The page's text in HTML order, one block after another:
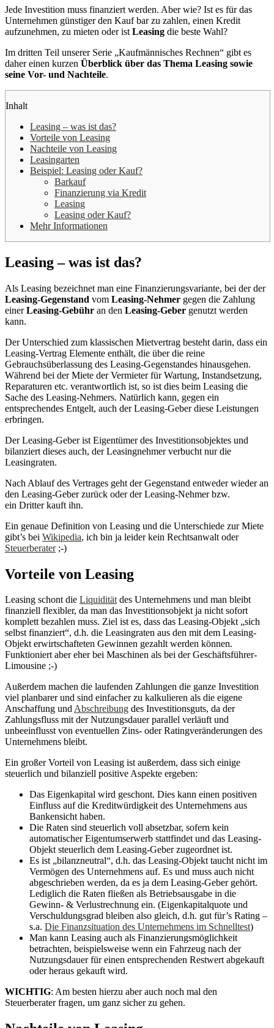
Jede Investition muss finanziert werden. Aber wie? Ist es für das
Unternehmen günstiger den Kauf bar zu zahlen, einen Kredit
aufzunehmen, zu mieten oder ist Leasing die beste Wahl?
Im dritten Teil unserer Serie „Kaufmännisches Rechnen“ gibt es
daher einen kurzen Überblick über das Thema Leasing sowie
seine Vor- und Nachteile.
Inhalt
Leasing – was ist das?
Vorteile von Leasing
Nachteile von Leasing
Leasingarten
Beispiel: Leasing oder Kauf?
Barkauf
Finanzierung via Kredit
Leasing
Leasing oder Kauf?
Mehr Informationen
Leasing – was ist das?
Als Leasing bezeichnet man eine Finanzierungsvariante, bei der der
Leasing-Gegenstand vom Leasing-Nehmer gegen die Zahlung
einerLeasing-Gebühr an den Leasing-Geber genutzt werden
kann.
Der Unterschied zum klassischen Mietvertrag besteht darin, dass ein
Leasing-Vertrag Elemente enthält, die über die reine
Gebrauchsüberlassung des Leasing-Gegenstandes hinausgehen.
Während bei der Miete der Vermieter für Wartung, Instandsetzung,
Reparaturen etc. verantwortlich ist, so ist dies beim Leasing die
Sache des Leasing-Nehmers. Natürlich kann, gegen ein
entsprechendes Entgelt, auch der Leasing-Geber diese Leistungen
erbringen.
Der Leasing-Geber ist Eigentümer des Investitionsobjektes und
bilanziert dieses auch, der Leasingnehmer verbucht nur die
Leasingraten.
Nach Ablauf des Vertrages geht der Gegenstand entweder wieder an
den Leasing-Geber zurück oder der Leasing-Nehmer bzw.
ein Dritter kauft ihn.
Ein genaue Definition von Leasing und die Unterschiede zur Miete
gibt’s bei Wikipedia, ich bin ja leider kein Rechtsanwalt oder
Steuerberater;-)
Vorteile von Leasing
Leasing schont die Liquiditätdes Unternehmens und man bleibt
finanziell flexibler, da man das Investitionsobjekt ja nicht sofort
komplett bezahlen muss. Ziel ist es, dass das Leasing-Objekt „sich
selbst finanziert“, d.h. die Leasingraten aus den mit dem Leasing-
Objekt erwirtschafteten Gewinnen gezahlt werden können.
Funktioniert aber eher bei Maschinen als bei der Geschäftsführer-
Limousine ;-)
Außerdem machen die laufenden Zahlungen die ganze Investition
viel planbarer und sind einfacher zu kalkulieren als die eigene
Anschaffung undAbschreibung des Investitionsguts, da der
Zahlungsfluss mit der Nutzungsdauer parallel verläuft und
unbeeinflusst von eventuellen Zins- oder Ratingveränderungen des
Unternehmens bleibt.
Ein großer Vorteil von Leasing ist außerdem, dass sich einige
steuerlich und bilanziell positive Aspekte ergeben:
Das Eigenkapital wird geschont. Dies kann einen positiven
Einfluss auf die Kreditwürdigkeit des Unternehmens aus
Bankensicht haben.
Die Raten sind steuerlich voll absetzbar, sofern kein
automatischer Eigentumserwerb stattfindet und das Leasing-
Objekt steuerlich dem Leasing-Geber zugeordnet ist.
Es ist „bilanzneutral“, d.h. das Leasing-Objekt taucht nicht im
Vermögen des Unternehmens auf. Es und muss auch nicht
abgeschrieben werden, da es ja dem Leasing-Geber gehört.
Lediglich die Raten fließen als Betriebsausgabe in die
Gewinn- & Verlustrechnung ein. (Eigenkapitalquote und
Verschuldungsgrad bleiben also gleich, d.h. gut für’s Rating –
s.a. Die Finanzsituation des Unternehmens im Schnelltest)
Man kann Leasing auch als Finanzierungsmöglichkeit
betrachten, beispielsweise wenn ein Fahrzeug nach der
Nutzungsdauer für einen entsprechenden Restwert abgekauft
oder heraus gekauft wird.
WICHTIG: Am besten hierzu aber auch noch mal den
Steuerberater fragen, um ganz sicher zu gehen.